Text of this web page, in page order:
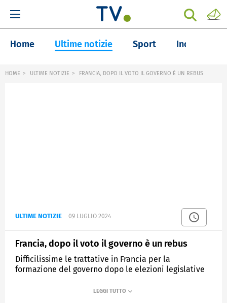
Home Ultime notizie Sport Inchieste
HOME ULTIME NOTIZIE FRANCIA, DOPO IL VOTO IL GOVERNO È UN REBUS
ULTIME NOTIZIE 09 LUGLIO 2024
Francia, dopo il voto il governo è un rebus
Difficilissime le trattative in Francia per la
formazione del governo dopo le elezioni legislative